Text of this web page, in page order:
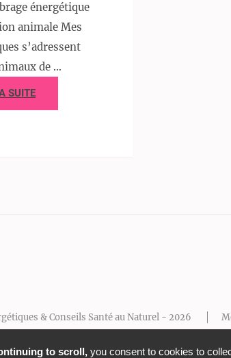
énergétique
animale Mes
s’adressent
de …
SUITE
& Conseils Santé au Naturel - 2026
to scroll,you consent to cookies to